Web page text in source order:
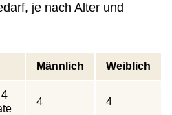
je nach Alter und
Männlich Weiblich
4 4